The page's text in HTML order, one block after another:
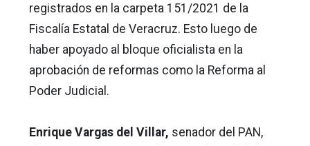
registrados en la carpeta 151/2021 de la
Fiscalía Estatal de Veracruz. Esto luego de
haber apoyado al bloque oficialista en la
aprobación de reformas como la Reforma al
Poder Judicial.
Enrique Vargas del Villar, senador del PAN,